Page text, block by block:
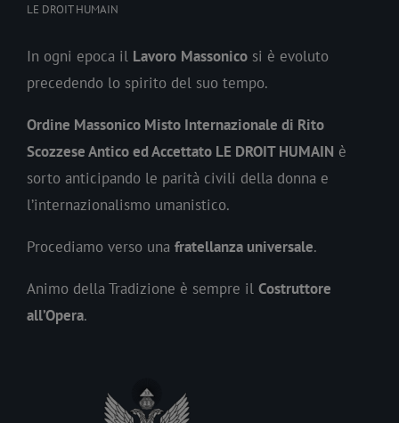
LE DROIT HUMAIN
In ogni epoca il Lavoro Massonico si è evoluto
precedendo lo spirito del suo tempo.
Ordine Massonico Misto Internazionale di Rito
Scozzese Antico ed Accettato LE DROIT HUMAIN è
sorto anticipando le parità civili della donna e
l’internazionalismo umanistico.
Procediamo verso una fratellanza universale.
Animo della Tradizione è sempre il Costruttore
all’Opera.